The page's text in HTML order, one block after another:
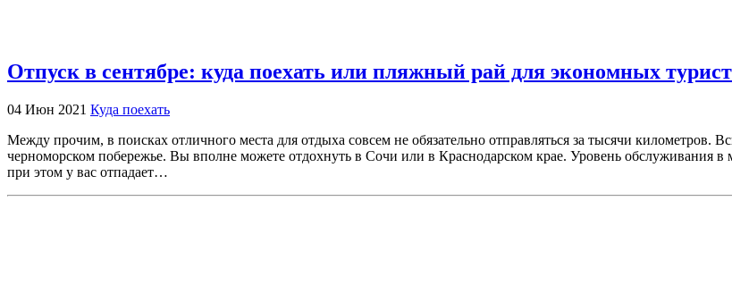
Отпуск в сентябре: куда поехать или пляжный рай для экономных
04 Июн 2021 Куда поехать
Между прочим, в поисках отличного места для отдыха совсем не обязательно отправляться за тысячи километров.
черноморском побережье. Вы вполне можете отдохнуть в Сочи или в Краснодарском крае. Уровень обслуживания в
при этом у вас отпадает…